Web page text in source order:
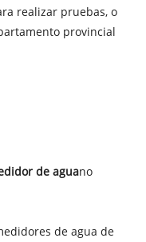
realizar pruebas, o
provincial
de aguano
de agua de